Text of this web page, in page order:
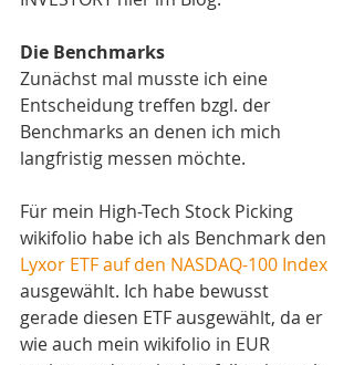
Die Benchmarks
Zunächst mal musste ich eine
Entscheidung treffen bzgl. der
Benchmarks an denen ich mich
langfristig messen möchte.
Für mein High-Tech Stock Picking
wikifolio habe ich als Benchmark den
Lyxor ETF auf den NASDAQ-100 Index
ausgewählt. Ich habe bewusst
gerade diesen ETF ausgewählt, da er
wie auch mein wikifolio in EUR